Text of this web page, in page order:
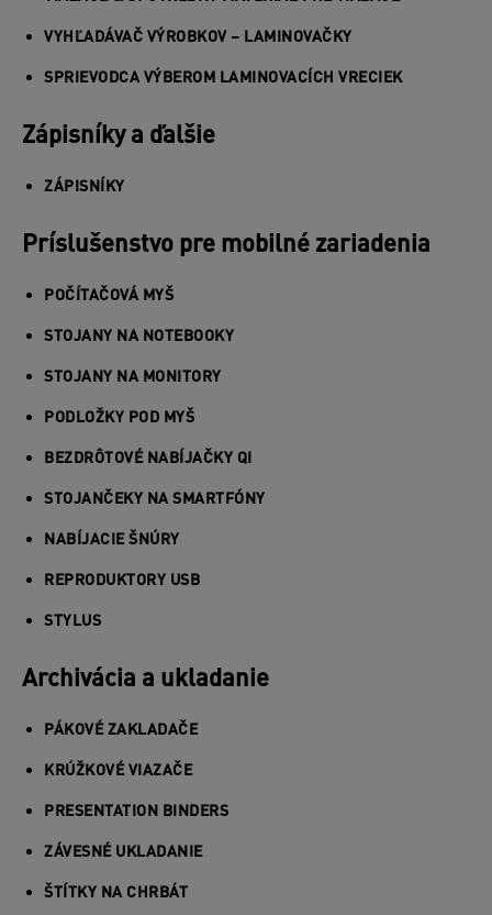
VYHĽADÁVAČ VÝROBKOV – LAMINOVAČKY
SPRIEVODCA VÝBEROM LAMINOVACÍCH VRECIEK
Zápisníky a ďalšie
ZÁPISNÍKY
Príslušenstvo pre mobilné zariadenia
POČÍTAČOVÁ MYŠ
STOJANY NA NOTEBOOKY
STOJANY NA MONITORY
PODLOŽKY POD MYŠ
BEZDRÔTOVÉ NABÍJAČKY QI
STOJANČEKY NA SMARTFÓNY
NABÍJACIE ŠNÚRY
REPRODUKTORY USB
STYLUS
Archivácia a ukladanie
PÁKOVÉ ZAKLADAČE
KRÚŽKOVÉ VIAZAČE
PRESENTATION BINDERS
ZÁVESNÉ UKLADANIE
ŠTÍTKY NA CHRBÁT